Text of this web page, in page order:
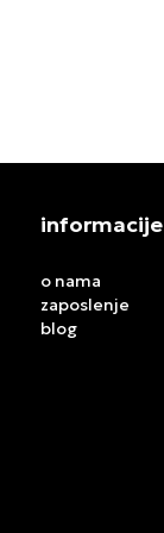
informacije
o nama
zaposlenje
blog